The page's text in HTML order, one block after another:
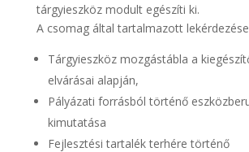
tárgyieszköz modult egészíti ki.
A csomag által tartalmazott
Tárgyieszköz mozgástábla a
elvárásai alapján,
Pályázati forrásból történő
kimutatása
Fejlesztési tartalék terhére történő